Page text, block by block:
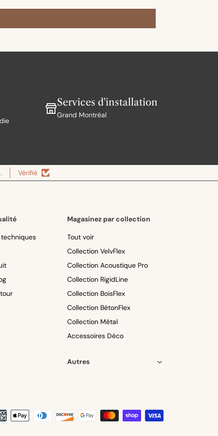
Services d'installation
Grand Montréal
Vérifié
Magasinez par collection
Tout voir
Collection VelvFlex
Collection Acoustique Pro
Collection RigidLine
Collection BoisFlex
Collection BétonFlex
Collection Métal
Accessoires Déco
Autres